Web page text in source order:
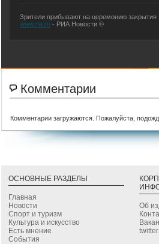
Зрители прибывают на церемонию
www.ria.ru - РИА Новости ©
Комментарии
Комментарии загружаются. Пожалуйста,
ОСНОВНЫЕ РАЗДЕЛЫ
Главная
Новости
Спорт и туризм
Культура и искусство
Есть мнение
События
Об